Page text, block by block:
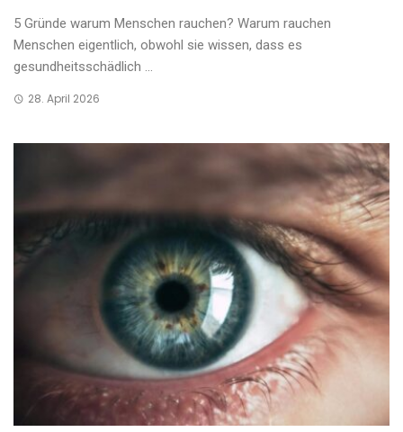
5 Gründe warum Menschen rauchen? Warum rauchen
Menschen eigentlich, obwohl sie wissen, dass es
gesundheitsschädlich ...
28. April 2026